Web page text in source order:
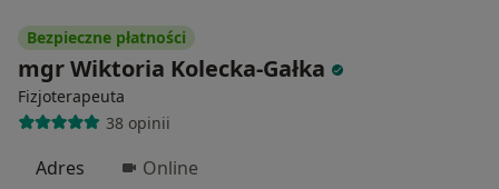
Bezpieczne płatności
mgr Wiktoria Kolecka-Gałka
Fizjoterapeuta
38 opinii
Adres Online